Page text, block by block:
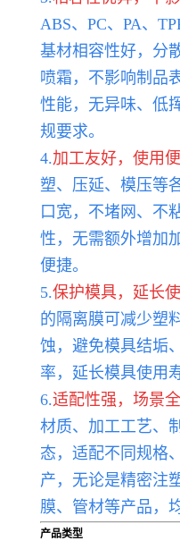
ABS、PC、PA、
基材相容性好，分
喷霜，不影响制品
性能，无异味、低
规要求。
4.加工友好，使用
塑、压延、模压等
口宽，不堵网、不
性，无需额外增加
便捷。
5.保护模具，延长
的隔离膜可减少塑
蚀，避免模具结垢
率，延长模具使用
6.适配性强，场景
材质、加工工艺、
态，适配不同规格
产，无论是精密注
膜、管材等产品，
产品类型